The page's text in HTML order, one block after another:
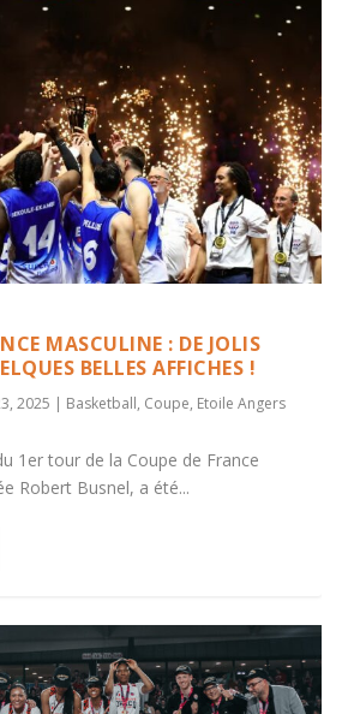
MASCULINE : DE JOLIS
BELLES AFFICHES !
2025 | Basketball, Coupe, Etoile Angers
1er tour de la Coupe de France
Robert Busnel, a été...